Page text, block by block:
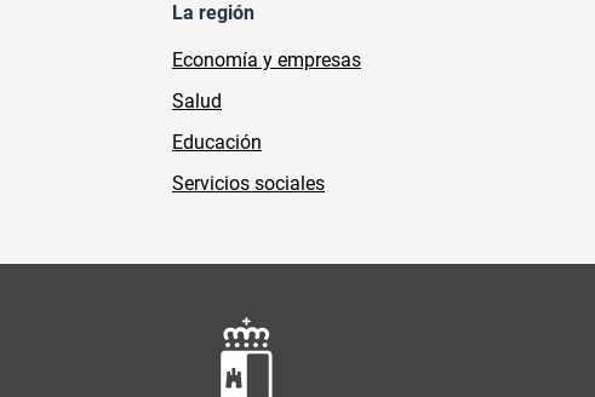
La región
Economía y empresas
Salud
Educación
Servicios sociales